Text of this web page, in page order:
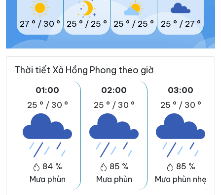
27 ° / 30 ° 25 ° / 25 ° 25 ° / 25 ° 25 ° / 27 °
Thời tiết Xã Hồng Phong theo giờ
01:00
25 ° / 30 °
84 %
Mưa phùn
02:00
25 ° / 30 °
85 %
Mưa phùn
03:00
25 ° / 30 °
85 %
Mưa phùn nhẹ